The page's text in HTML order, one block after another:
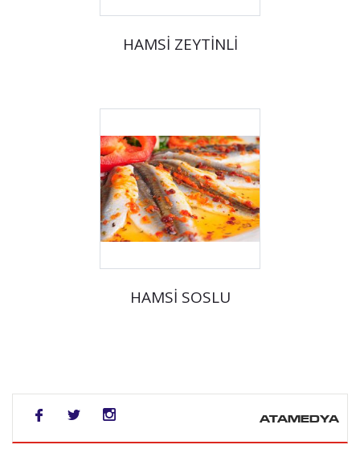
HAMSİ ZEYTİNLİ
HAMSİ SOSLU
ATAMEDYA